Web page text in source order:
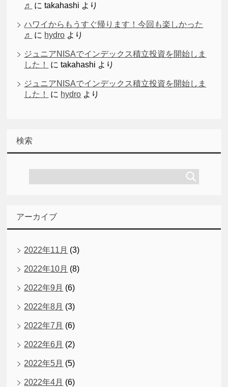
♬
にtakahashi より
ハワイからもうすぐ帰ります！今回も楽しかった
♬
に hydro より
ジュニアNISAでインデックス積立投資を開始しま
した！
にtakahashi より
ジュニアNISAでインデックス積立投資を開始しま
した！
に hydro より
検索
アーカイブ
2022年11月 (3)
2022年10月 (8)
2022年9月 (6)
2022年8月 (3)
2022年7月 (6)
2022年6月 (2)
2022年5月 (5)
2022年4月 (6)